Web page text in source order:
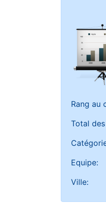
Rang au
Total
Equipe:
Ville: